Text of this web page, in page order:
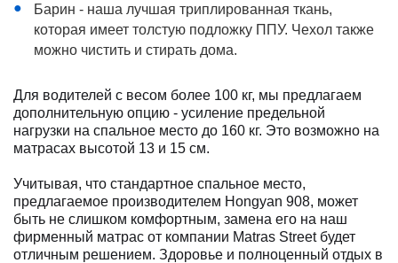
Барин - наша лучшая триплированная ткань,
которая имеет толстую подложку ППУ. Чехол также
можно чистить и стирать дома.
Для водителей с весом более 100 кг, мы предлагаем
дополнительную опцию - усиление предельной
нагрузки на спальное место до 160 кг. Это возможно на
матрасах высотой 13 и 15 см.
Учитывая, что стандартное спальное место,
предлагаемое производителем Hongyan 908, может
быть не слишком комфортным, замена его на наш
фирменный матрас от компании Matras Street будет
отличным решением. Здоровье и полноценный отдых в